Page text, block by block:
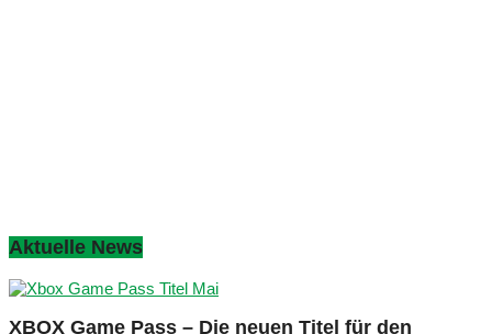
Aktuelle News
XBOX Game Pass – Die neuen Titel für den